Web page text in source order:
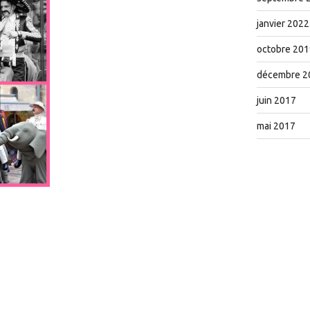
janvier 2022
octobre
décembre
juin 2017
mai 2017